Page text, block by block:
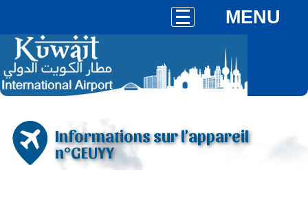
MENU
Informations sur l'appareil
n°GEUYY